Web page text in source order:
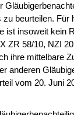
beurteilen. Für
ist insoweit kein
ZR 58/10, NZI
ihre mittelbare
anderen
vom 20. Juni